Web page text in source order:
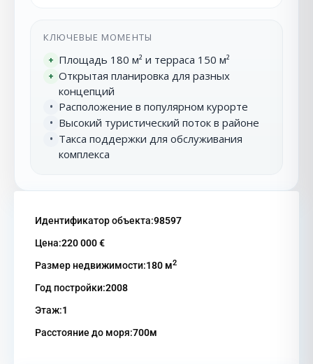
КЛЮЧЕВЫЕ МОМЕНТЫ
+ Площадь 180 м² и терраса 150 м²
+ Открытая планировка для разных
концепций
• Расположение в популярном курорте
• Высокий туристический поток в районе
• Такса поддержки для обслуживания
комплекса
Идентификатор объекта:98597
Цена:220 000 €
Размер недвижимости:180 м2
Год постройки:2008
Этаж:1
Расстояние до моря:700м